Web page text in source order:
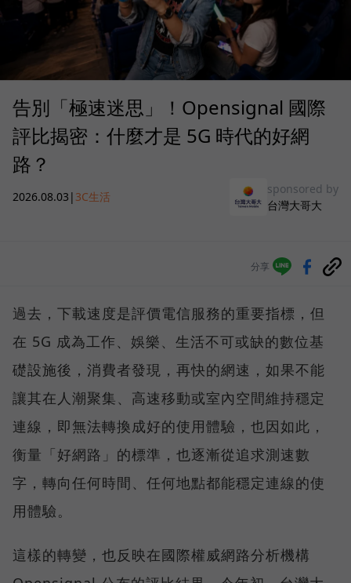
告別「極速迷思」！Opensignal 國際
評比揭密：什麼才是 5G 時代的好網
路？
2026.08.03 | 3C生活
sponsored by
台灣大哥大
分享
過去，下載速度是評價電信服務的重要指標，但
在 5G 成為工作、娛樂、生活不可或缺的數位基
礎設施後，消費者發現，再快的網速，如果不能
讓其在人潮聚集、高速移動或室內空間維持穩定
連線，即無法轉換成好的使用體驗，也因如此，
衡量「好網路」的標準，也逐漸從追求測速數
字，轉向任何時間、任何地點都能穩定連線的使
用體驗。
這樣的轉變，也反映在國際權威網路分析機構